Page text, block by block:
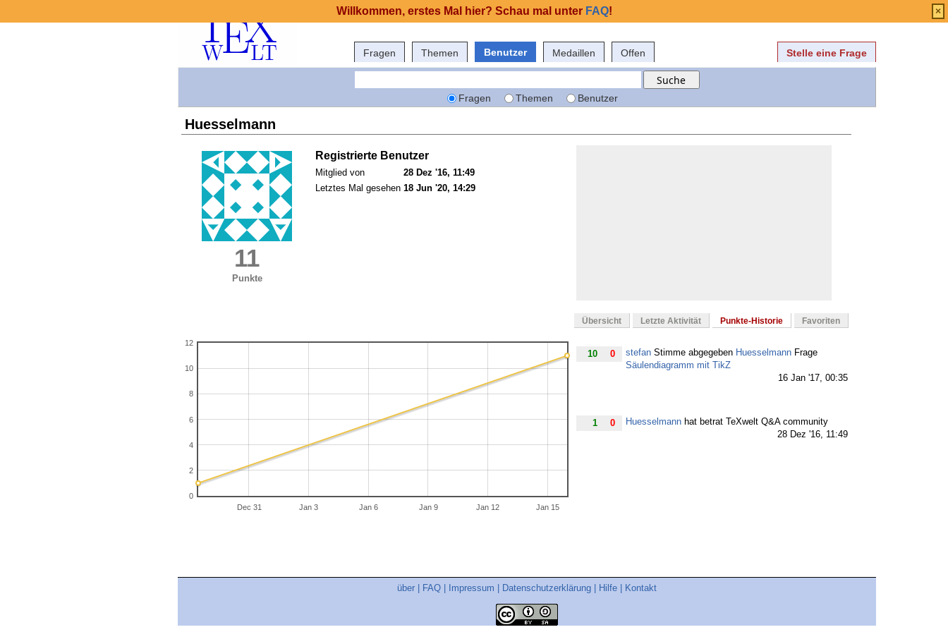
Fragen Themen Benutzer Medaillen Offen Stelle eine Frage
Fragen Themen Benutzer
Huesselmann
11
Punkte
Registrierte Benutzer
Mitglied von
28 Dez '16, 11:49
Letztes Mal gesehen 18 Jun '20, 14:29
Übersicht Letzte Aktivität Punkte-Historie Favoriten
Dec 31 Jan 3 Jan 6 Jan 9 Jan 12 Jan 15
0
2
4
6
8
10
12
10 0 stefan Stimme abgegeben Huesselmann Frage
Säulendiagramm mit TikZ
16 Jan '17, 00:35
1 0 Huesselmann hat betrat TeXwelt Q&A community
28 Dez '16, 11:49
über FAQ Impressum Datenschutzerklärung Hilfe Kontakt
Willkommen, erstes Mal hier? Schau mal unter FAQ! ×